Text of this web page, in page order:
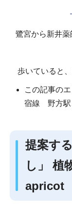
鷺宮から新井
歩いていると
この記事の
宿線 野方駅
提案す
し」 植
apricot